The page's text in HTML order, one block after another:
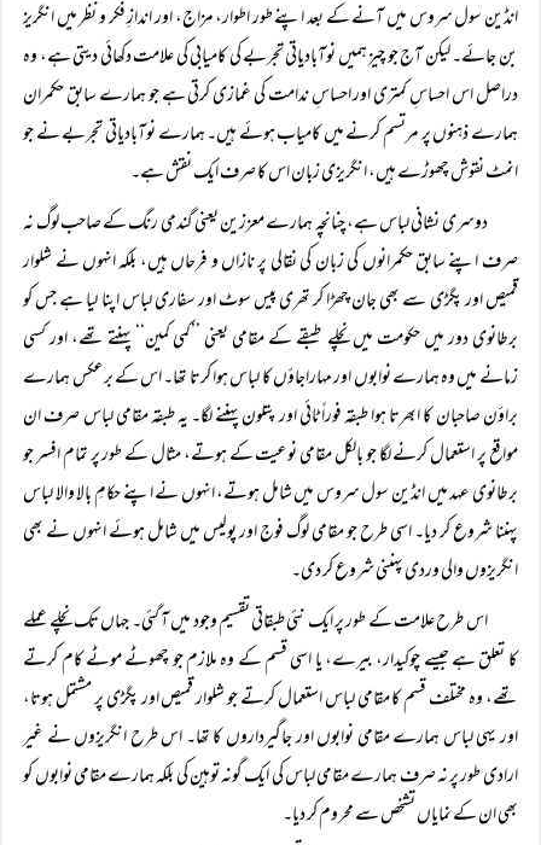
انڈین سول سروس میں آنے کے بعد اپنے طور اطوار، مزاج، اور اندازِ فکر و نظر میں انگریز
بن جائے۔ لیکن آج جو چیز ہمیں نوآبادیاتی تجربے کی کامیابی کی علامت دکھائی دیتی ہے، وہ
دراصل اس احساسِ کمتری اور احساسِ ندامت کی غمازی کرتی ہے جو ہمارے سابق حکمران
ہمارے ذہنوں پر مرتسم کرنے میں کامیاب ہوئے ہیں۔ ہمارے نوآبادیاتی تجربے نے جو
انمٹ نقوش چھوڑے ہیں، انگریزی زبان اس کا صرف ایک نقش ہے۔
دوسری نشانی لباس ہے، چنانچہ ہمارے معززین یعنی گندمی رنگ کے صاحب لوگ نہ
صرف اپنے سابق حکمرانوں کی زبان کی نقالی پر نازاں و فرحاں ہیں، بلکہ انہوں نے شلوار
قمیص اور پگڑی سے بھی جان چھڑا کر تھری پیس سوٹ اور سفاری لباس اپنا لیا ہے جس کو
برطانوی دور میں حکومت میں نچلے طبقے کے مقامی یعنی ’’کمی کمین‘‘ پہنتے تھے، اور کسی
زمانے میں وہ ہمارے نوابوں اور مہاراجاؤں کا لباس ہوا کرتا تھا۔ اس کے برعکس ہمارے
براؤن صاحبان کا ابھرتا ہوا طبقہ فوراً ٹائی اور پتلون پہننے لگا۔ یہ طبقہ مقامی لباس صرف ان
مواقع پر استعمال کرنے لگا جو بالکل مقامی نوعیت کے ہوتے، مثال کے طور پر تمام افسر جو
برطانوی عہد میں انڈین سول سروس میں شامل ہوتے، انہوں نے اپنے حکامِ بالا والا لباس
پہننا شروع کر دیا۔ اسی طرح جو مقامی لوگ فوج اور پولیس میں شامل ہوئے انہوں نے بھی
انگریزوں والی وردی پہننی شروع کر دی۔
اس طرح علامت کے طور پر ایک نئی طبقاتی تقسیم وجود میں آ گئی۔ جہاں تک نچلے عملے
کا تعلق ہے جیسے چوکیدار، بیرے، یا اسی قسم کے وہ ملازم جو چھوٹے موٹے کام کرتے
تھے، وہ مختلف قسم کا مقامی لباس استعمال کرتے جو شلوار قمیص اور پگڑی پر مشتمل ہوتا،
اور یہی لباس ہمارے مقامی نوابوں اور جاگیرداروں کا تھا۔ اس طرح انگریزوں نے غیر
ارادی طور پر نہ صرف ہمارے مقامی لباس کی ایک گونہ توہین کی بلکہ ہمارے مقامی نوابوں کو
بھی ان کے نمایاں تشخص سے محروم کر دیا۔